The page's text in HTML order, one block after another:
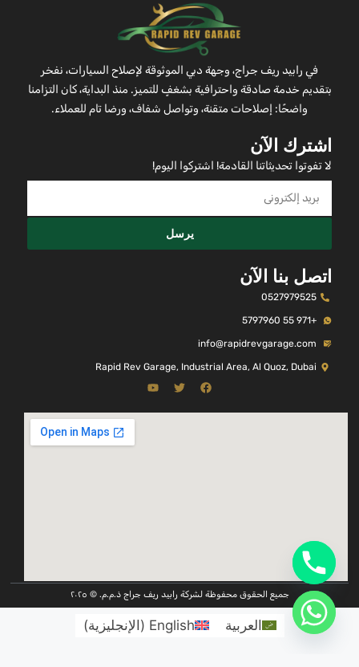
في رابيد ريف جراج، وجهة دبي الموثوقة لإصلاح السيارات، نفخر
بتقديم خدمة صادقة واحترافية بشغفٍ للتميز. منذ البداية، كان التزامنا
واضحًا: إصلاحات متقنة، وتواصل شفاف، ورضا تام للعملاء.
اشترك الآن
لا تفوتوا تحديثاتنا القادمة! اشتركوا اليوم!
يرسل
اتصل بنا الآن
0527979525
+971 55 5797960
info@rapidrevgarage.com
Rapid Rev Garage, Industrial Area, Al Quoz, Dubai
جميع الحقوق محفوظة لشركة رابيد ريف جراج ذ.م.م. © ٢٠٢٥
العربية English
(الإنجليزية)